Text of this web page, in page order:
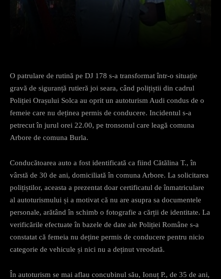
O patrulare de rutină pe DJ 178 s-a transformat într-o situație
gravă de siguranță rutieră joi seara, când polițiștii din cadrul
Poliției Orașului Solca au oprit un autoturism Audi condus de o
femeie care nu deținea permis de conducere. Incidentul s-a
petrecut în jurul orei 22.00, pe tronsonul care leagă comuna
Arbore de comuna Burla.
Conducătoarea auto a fost identificată ca fiind Cătălina T., în
vârstă de 30 de ani, domiciliată în comuna Arbore. La solicitarea
polițiștilor, aceasta a prezentat doar certificatul de înmatriculare
al autoturismului și a motivat că nu are asupra sa documentele
personale, arătând în schimb o fotografie a cărții de identitate. La
verificările efectuate în bazele de date ale Poliției Române s-a
constatat că femeia nu deține permis de conducere pentru nicio
categorie de vehicule și nici nu a deținut vreodată.
În autoturism se mai aflau concubinul său, Ionuț P., de 35 de ani,